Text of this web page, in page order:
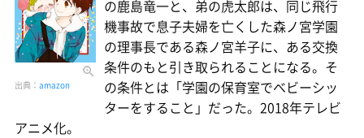
出典： amazon
の鹿島竜一と、弟の虎太郎は、同じ飛行
機事故で息子夫婦を亡くした森ノ宮学園
の理事長である森ノ宮羊子に、ある交換
条件のもと引き取られることになる。そ
の条件とは「学園の保育室でベビーシッ
ターをすること」だった。2018年テレビ
アニメ化。